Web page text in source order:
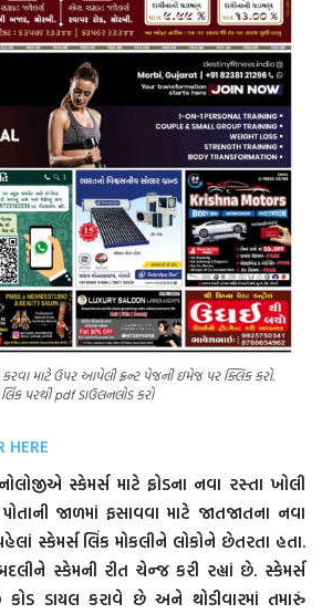
માટે ઉપર આપેલી ફ્રન્ટ પેજની ઇમેજ પર ક્લિક કરો.
પરથી pdf ડાઉલનલોડ કરો
HERE
સ્કેમર્સ માટે ફ્રોડના નવા રસ્તા ખોલી
જાળમાં ફસાવવા માટે જાતજાતના નવા
સ્કેમર્સ લિંક મોકલીને લોકોને છેતરતા હતા.
સ્કેમની રીત ચેન્જ કરી રહ્યાં છે. સ્કેમર્સ
ડાયલ કરાવે છે અને થોડીવારમાં તમારું